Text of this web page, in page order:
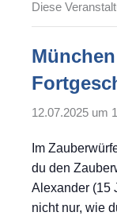
Diese
12.07.2025 um
Im
du den
Alexander (15
nicht nur, wie